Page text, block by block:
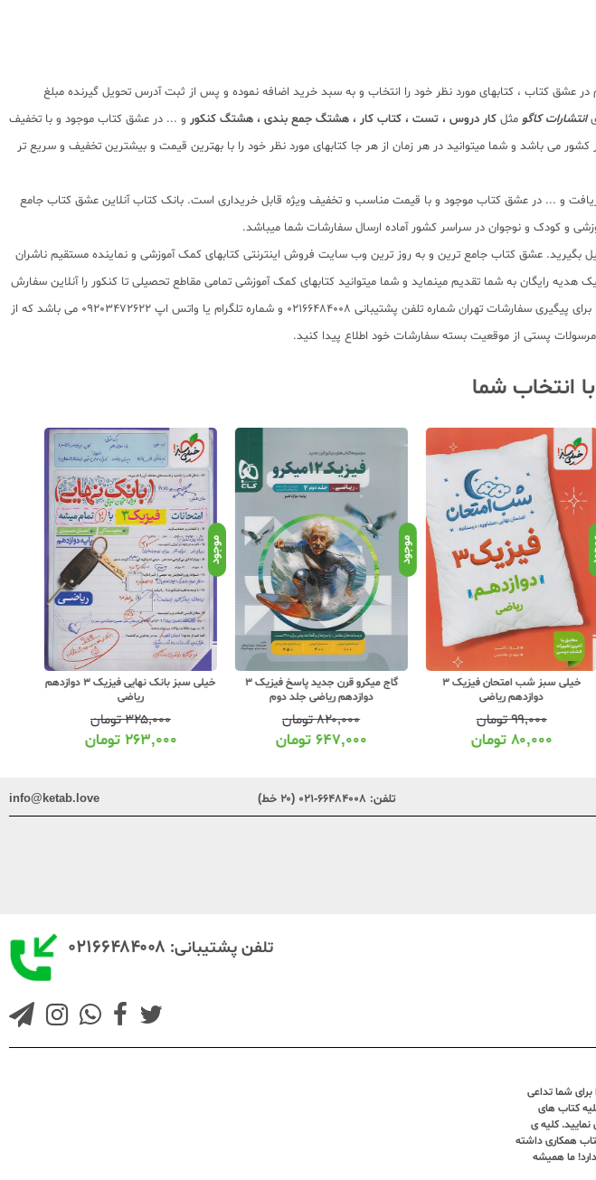
عشق کتاب ، کتابهای مورد نظر خود را انتخاب و به سبد خرید اضافه نموده و پس از ثبت آدرس تحویل گیرنده مبلغ
انتشارات کاگو مثل کار دروس ، تست ، کتاب کار ، هشتگ جمع بندی ، هشتگ کنکور و ... در عشق کتاب موجود و با تخفیف
می باشد و شما میتوانید در هر زمان از هر جا کتابهای مورد نظر خود را با بهترین قیمت و بیشترین تخفیف و سریع تر
دریافت و ... در عشق کتاب موجود و با قیمت مناسب و تخفیف ویژه قابل خریداری است. بانک کتاب آنلاین عشق کتاب جامع
بگیرید. عشق کتاب جامع ترین و به روز ترین وب سایت فروش اینترنتی کتابهای کمک آموزشی و نماینده مستقیم ناشران
ارسال سفارشات شما روی هر خرید یک هدیه رایگان به شما تقدیم مینماید و شما میتوانید کتابهای کمک آموزشی تمامی مقاطع تحصیلی تا کنکور را آنلاین سفارش
داده و درب منزل دریافت نمایید. برای اطلاع از شرایط ویژه تخفیف و جشنواره های عشق کتاب اینستاگرام عشق کتاب را دنبال کنید. برای پیگیری سفارشات تهران شماره تلفن پشتیبانی 02166484008 و شماره تلگرام یا واتس اپ 09203472622 می باشد که از
انتخاب شما
خیلی سبز شب امتحان فیزیک 3
دوازدهم ریاضی
۹۹,۰۰۰تومان
۸۰,۰۰۰تومان
موجود
گاج میکرو قرن جدید پاسخ فیزیک 3
دوازدهم ریاضی جلد دوم
۸۲۰,۰۰۰تومان
۶۴۷,۰۰۰تومان
موجود
خیلی سبز بانک نهایی فیزیک 3 دوازدهم
ریاضی
۳۲۵,۰۰۰تومان
۲۶۳,۰۰۰تومان
تلفن: ۶۶۴۸۴۰۰۸-۰۲۱ (۲۰ خط) info@ketab.love
تلفن پشتیبانی: ۰۲۱۶۶۴۸۴۰۰۸
شما تداعی
کتاب های
کلیه ی
همکاری داشته
ما همیشه